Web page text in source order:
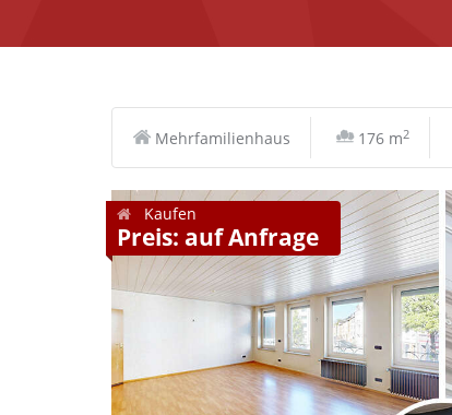
Mehrfamilienhaus 176 m2
Kaufen
Preis: auf Anfrage